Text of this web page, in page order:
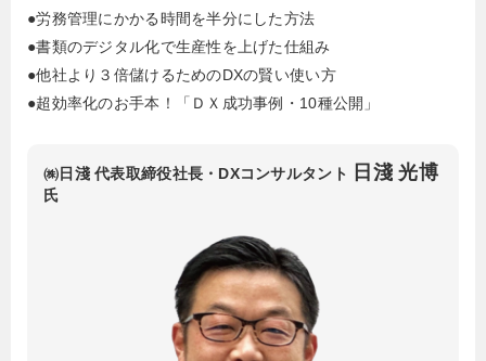
●労務管理にかかる時間を半分にした方法
●書類のデジタル化で生産性を上げた仕組み
●他社より３倍儲けるためのDXの賢い使い方
●超効率化のお手本！「ＤＸ成功事例・10種公開」
㈱日淺 代表取締役社長・DXコンサルタント 日淺 光博
氏